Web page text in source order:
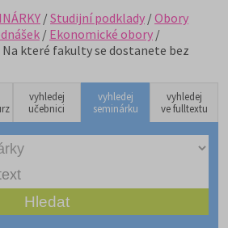
/Studijní podklady /Obory
/ Ekonomické obory /
Na které fakulty se dostanete bez
vyhledej
učebnici
vyhledej
seminárku
vyhledej
ve fulltextu